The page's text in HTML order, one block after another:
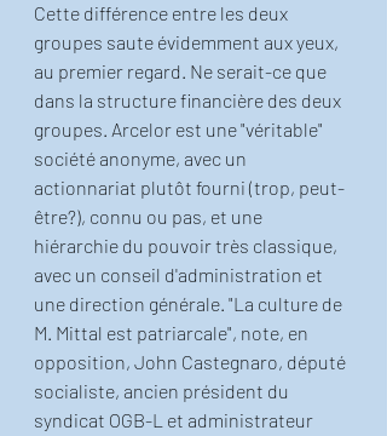
Cette différence entre les deux
groupes saute évidemment aux yeux,
au premier regard. Ne serait-ce que
dans la structure financière des deux
groupes. Arcelor est une "véritable"
société anonyme, avec un
actionnariat plutôt fourni (trop, peut-
être?), connu ou pas, et une
hiérarchie du pouvoir très classique,
avec un conseil d'administration et
une direction générale. "La culture de
M. Mittal est patriarcale", note, en
opposition, John Castegnaro, député
socialiste, ancien président du
syndicat OGB-L et administrateur